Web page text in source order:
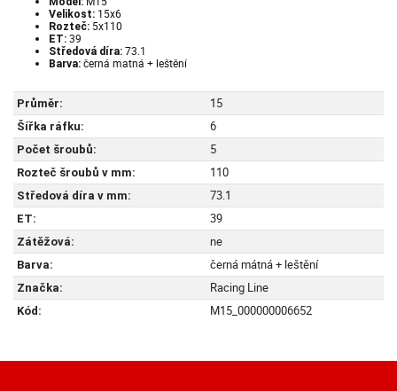
Velikost: 15x6
Rozteč: 5x110
ET: 39
Středová díra: 73.1
Barva: černá matná + leštění
Průměr: 15
Šířka ráfku: 6
Počet šroubů: 5
Rozteč šroubů v mm: 110
Středová díra v mm: 73.1
ET: 39
Zátěžová: ne
Barva: černá mátná + leštění
Značka: Racing Line
Kód: M15_000000006652